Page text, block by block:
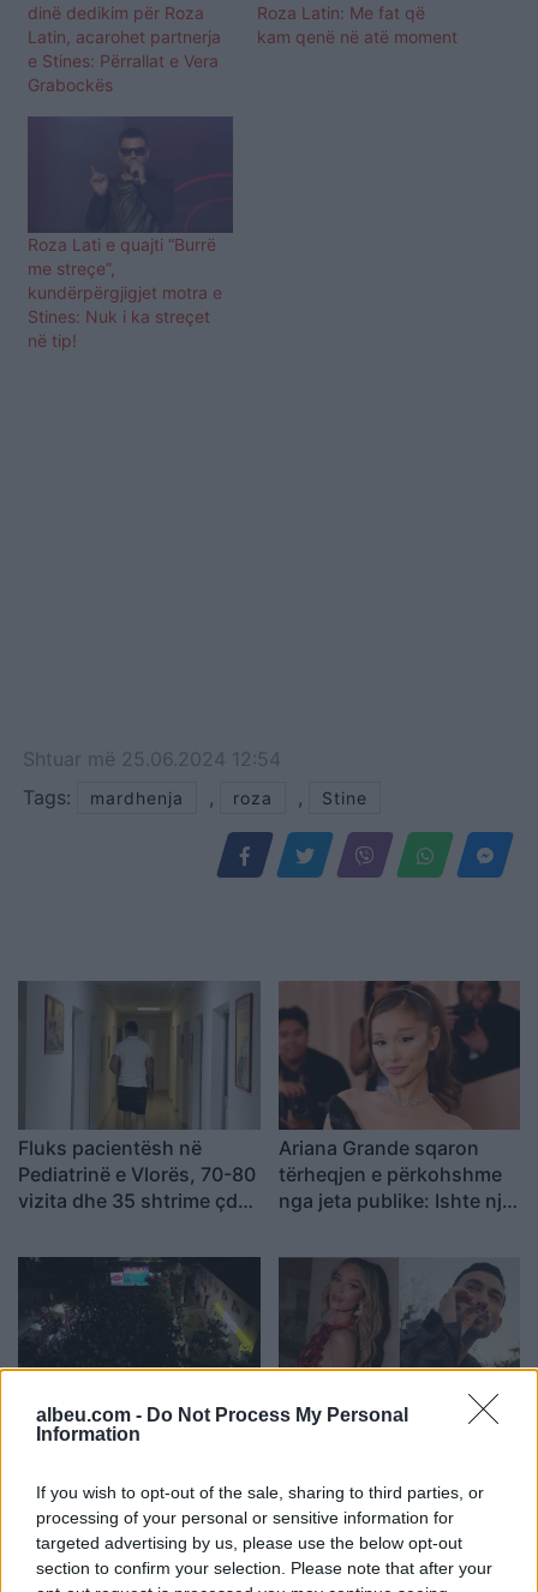
albeu.com - Do Not Process My Personal
Information
If you wish to opt-out of the sale, sharing to third parties, or
processing of your personal or sensitive information for
targeted advertising by us, please use the below opt-out
section to confirm your selection. Please note that after your
dinë dedikim për Roza
Latin, acarohet partnerja
e Stines: Përrallat e Vera
Grabockës
Roza Latin: Me fat që
kam qenë në atë moment
Roza Lati e quajti “Burrë
me streçe”,
kundërpërgjigjet motra e
Stines: Nuk i ka streçet
në tip!
Shtuar më 25.06.2024 12:54
Tags:
mardhenja , roza , Stine
Fluks pacientësh në
Pediatrinë e Vlorës, 70-80
vizita dhe 35 shtrime çdo
Ariana Grande sqaron
tërheqjen e përkohshme
nga jeta publike: Ishte një
kohësh
Verë dhe Portokalle”
ndalesa e radhës në
Kavajë
Foto/ Selin Bollati dhe
për krisje mes dy ish-
banorëve të Big Brother
VIP 5